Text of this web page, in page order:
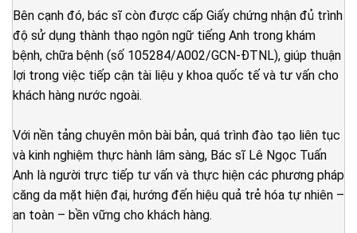
Bên cạnh đó, bác sĩ còn được cấp Giấy chứng nhận đủ trình
độ sử dụng thành thạo ngôn ngữ tiếng Anh trong khám
bệnh, chữa bệnh (số 105284/A002/GCN-ĐTNL), giúp thuận
lợi trong việc tiếp cận tài liệu y khoa quốc tế và tư vấn cho
khách hàng nước ngoài.
Với nền tảng chuyên môn bài bản, quá trình đào tạo liên tục
và kinh nghiệm thực hành lâm sàng, Bác sĩ Lê Ngọc Tuấn
Anh là người trực tiếp tư vấn và thực hiện các phương pháp
căng da mặt hiện đại, hướng đến hiệu quả trẻ hóa tự nhiên –
an toàn – bền vững cho khách hàng.